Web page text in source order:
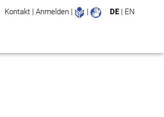
Kontakt | Anmelden | Leichte Sprache
| DE | EN